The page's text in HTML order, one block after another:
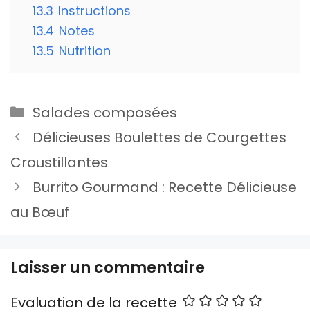
13.3 Instructions
13.4 Notes
13.5 Nutrition
Catégories
Salades composées
Délicieuses Boulettes de Courgettes
Croustillantes
Burrito Gourmand : Recette Délicieuse
au Bœuf
Laisser un commentaire
Evaluation de la recette